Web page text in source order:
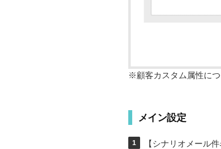
※顧客カスタム属性に
メイン設定
1
【シナリオメール